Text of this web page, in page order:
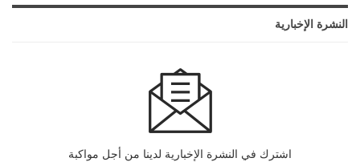
النشرة الإخبارية
اشترك في النشرة الإخبارية لدينا من أجل مواكبة